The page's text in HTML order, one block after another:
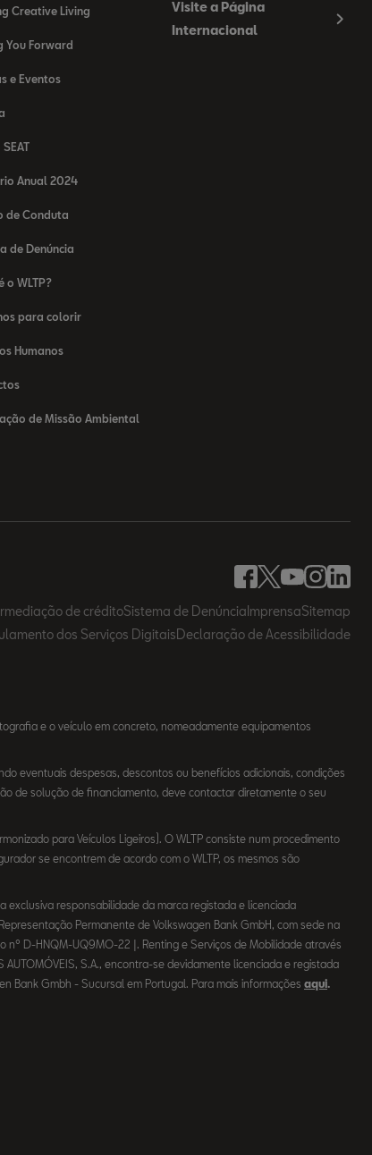
Creative Living
You Forward
e Eventos
Anual 2024
de Conduta
de Denúncia
o WLTP?
para colorir
Humanos
de Missão Ambiental
Visite a Página
Internacional
de créditoSistema de Denúncia ImprensaSitemap
dos Serviços DigitaisDeclaração de Acessibilidade
e o veículo em concreto, nomeadamente equipamentos
eventuais despesas, descontos ou benefícios adicionais, condições
de solução de financiamento, deve contactar diretamente o seu
para Veículos Ligeiros). O WLTP consiste num procedimento
se encontrem de acordo com o WLTP, os mesmos são
responsabilidade da marca registada e licenciada
Permanente de Volkswagen Bank GmbH, com sede na
nº D-HNQM-UQ9MO-22 |. Renting e Serviços de Mobilidade através
AUTOMÓVEIS, S.A., encontra-se devidamente licenciada e registada
Bank Gmbh - Sucursal em Portugal. Para mais informações aqui.